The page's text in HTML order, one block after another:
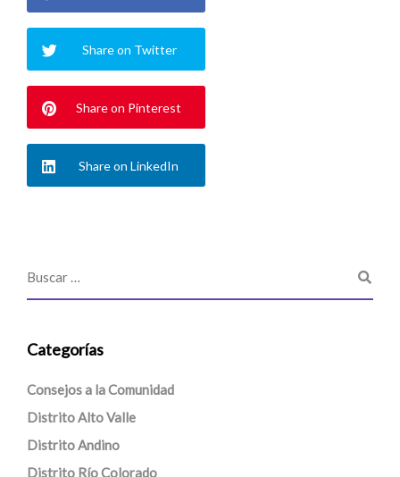
Share on Twitter
Share on Pinterest
Share on LinkedIn
Categorías
Consejos a la Comunidad
Distrito Alto Valle
Distrito Andino
Distrito Río Colorado